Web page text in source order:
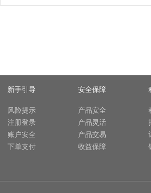
新手引导
风险提示
注册登录
账户安全
下单支付
安全保障
产品安全
产品灵活
产品交易
收益保障